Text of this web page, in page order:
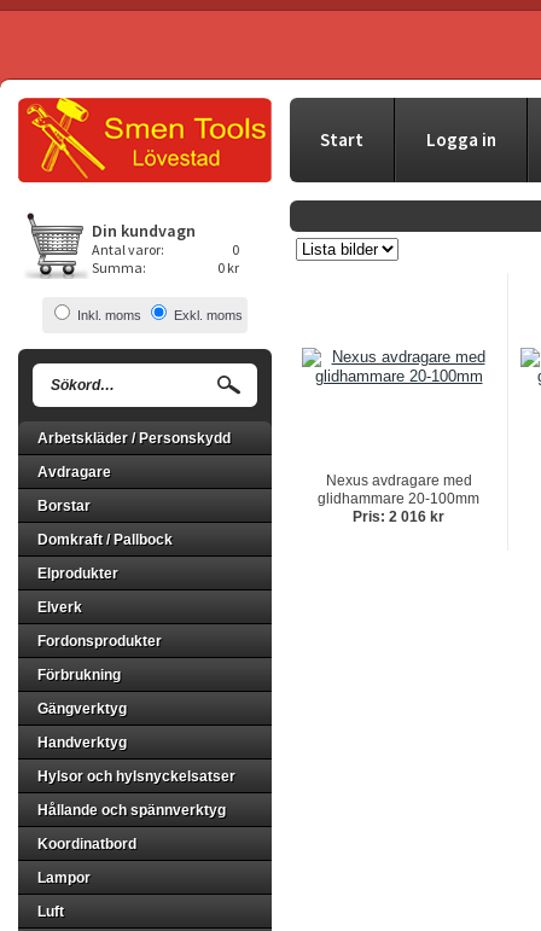
Start Logga in
Din kundvagn
Antal varor:
0
Summa:
0 kr
Inkl. moms Exkl. moms
Arbetskläder / Personskydd
Avdragare
Borstar
Domkraft / Pallbock
Elprodukter
Elverk
Fordonsprodukter
Förbrukning
Gängverktyg
Handverktyg
Hylsor och hylsnyckelsatser
Hållande och spännverktyg
Koordinatbord
Lampor
Luft
Nexus avdragare med
glidhammare 20-100mm
Pris: 2 016 kr